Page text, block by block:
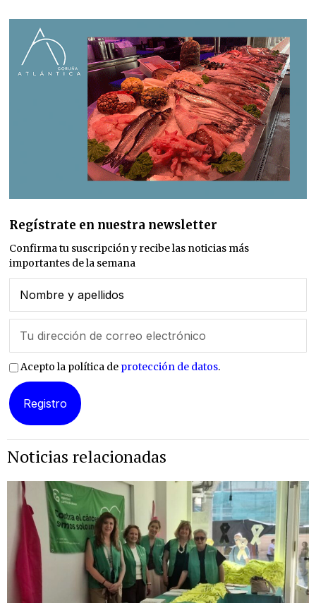
Regístrate en nuestra newsletter
Confirma tu suscripción y recibe las noticias más
importantes de la semana
Acepto la política de protección de datos.
Noticias relacionadas